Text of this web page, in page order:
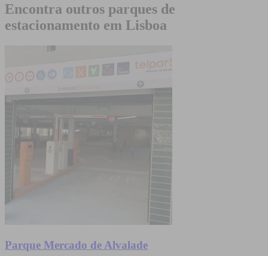
Encontra outros parques de
estacionamento em Lisboa
Parque Mercado de Alvalade